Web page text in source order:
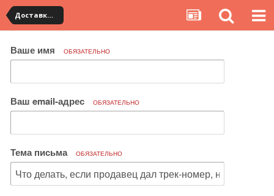
Доставка товара по Китаю
Ваше имя ОБЯЗАТЕЛЬНО
Ваш email-адрес ОБЯЗАТЕЛЬНО
Тема письма ОБЯЗАТЕЛЬНО